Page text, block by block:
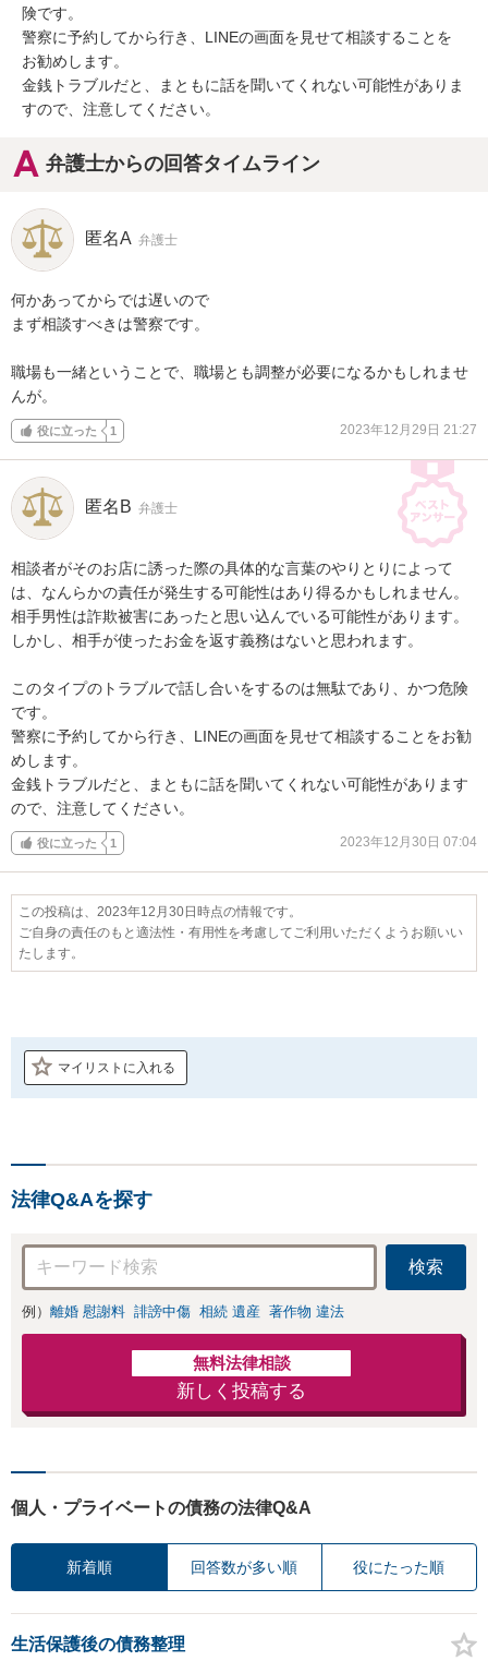
険です。
警察に予約してから行き、LINEの画面を見せて相談することを
お勧めします。
金銭トラブルだと、まともに話を聞いてくれない可能性がありま
すので、注意してください。
弁護士からの回答タイムライン
匿名A 弁護士
何かあってからでは遅いので
まず相談すべきは警察です。
職場も一緒ということで、職場とも調整が必要になるかもしれませ
んが。
役に立った 1 2023年12月29日 21:27
匿名B 弁護士
相談者がそのお店に誘った際の具体的な言葉のやりとりによって
は、なんらかの責任が発生する可能性はあり得るかもしれません。
相手男性は詐欺被害にあったと思い込んでいる可能性があります。
しかし、相手が使ったお金を返す義務はないと思われます。
このタイプのトラブルで話し合いをするのは無駄であり、かつ危険
です。
警察に予約してから行き、LINEの画面を見せて相談することをお勧
めします。
金銭トラブルだと、まともに話を聞いてくれない可能性があります
ので、注意してください。
役に立った 1 2023年12月30日 07:04
この投稿は、2023年12月30日時点の情報です。
ご自身の責任のもと適法性・有用性を考慮してご利用いただくようお願いい
たします。
マイリストに入れる
法律Q&Aを探す
検索
例） 離婚 慰謝料 誹謗中傷 相続 遺産 著作物 違法
無料法律相談
新しく投稿する
個人・プライベートの債務の法律Q&A
新着順 回答数が多い順 役にたった順
生活保護後の債務整理